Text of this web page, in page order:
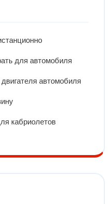
для автомобиля
автомобиля
кабриолетов